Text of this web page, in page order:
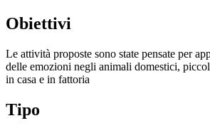
Obiettivi
Le attività proposte sono state pensate per
delle emozioni negli animali domestici,
in casa e in fattoria
Tipo